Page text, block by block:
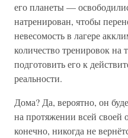
его планеты —
натренирован, чтобы
невесомость в лагере
количество тренировок на
подготовить его к
реальности.
Дома? Да, вероятно, он
на протяжении всей своей
конечно, никогда не